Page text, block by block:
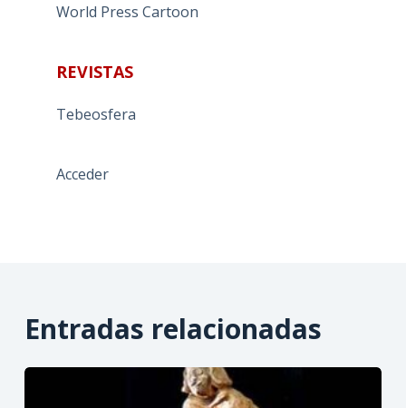
World Press Cartoon
REVISTAS
Tebeosfera
Acceder
Entradas relacionadas